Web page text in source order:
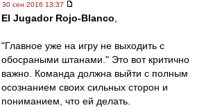
30 сен 2016 13:37
El Jugador Rojo-Blanco
"Главное уже на игру не выходить с
обосраными штанами." Это вот критично
важно. Команда должна выйти с полным
осознанием своих сильных сторон и
пониманием, что ей делать.